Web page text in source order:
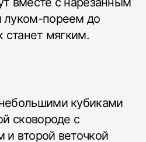
луком-пореем до
станет мягким.
кубиками
сковороде с
второй веточкой